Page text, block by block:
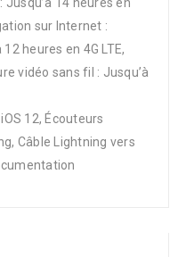
sur Internet :
heures en 4G LTE,
vidéo sans fil : Jusqu’à
12, Écouteurs
Câble Lightning vers